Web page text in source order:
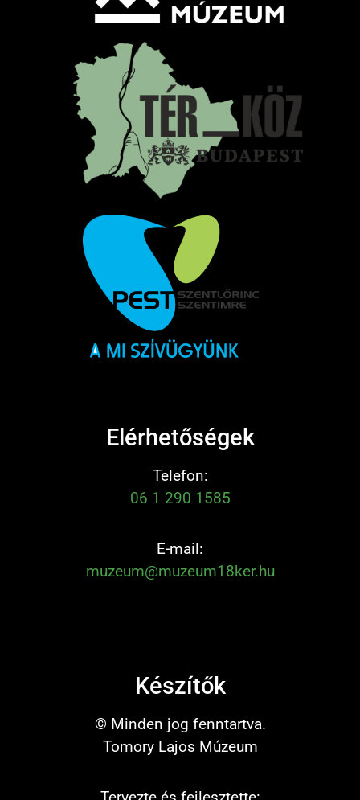
Elérhetőségek
Telefon:
06 1 290 1585
E-mail:
muzeum@muzeum18ker.hu
Készítők
© Minden jog fenntartva.
Tomory Lajos Múzeum